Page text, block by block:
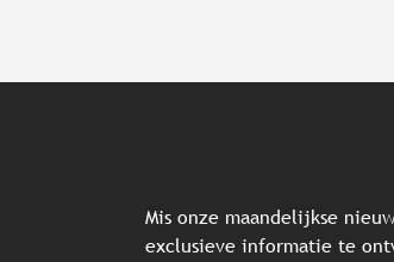
Mis onze maandelijkse
exclusieve informatie te